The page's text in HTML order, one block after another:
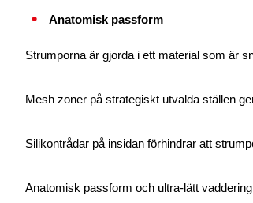
Anatomisk passform
Strumporna är gjorda i ett material som är
Mesh zoner på strategiskt utvalda ställen
Silikontrådar på insidan förhindrar att
Anatomisk passform och ultra-lätt